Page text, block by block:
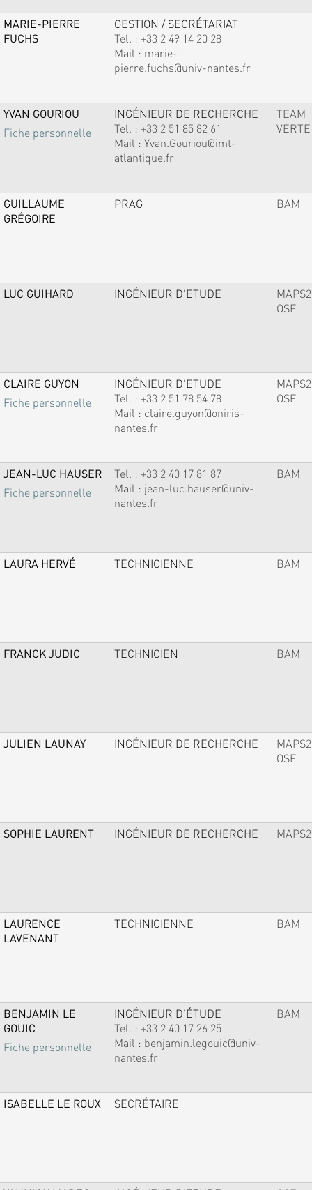
MARIE-PIERRE
FUCHS
GESTION / SECRÉTARIAT
Tel. : +33 2 49 14 20 28
Mail : marie-
pierre.fuchs@univ-nantes.fr
YVAN GOURIOU
Fiche personnelle
INGÉNIEUR DE RECHERCHE
Tel. : +33 2 51 85 82 61
Mail : Yvan.Gouriou@imt-
atlantique.fr
TEAM
VERTE
GUILLAUME
GRÉGOIRE
PRAG BAM
LUC GUIHARD INGÉNIEUR D'ETUDE
MAPS2
OSE
CLAIRE GUYON
Fiche personnelle
INGÉNIEUR D'ETUDE
Tel. : +33 2 51 78 54 78
Mail : claire.guyon@oniris-
nantes.fr
MAPS2
OSE
JEAN-LUC HAUSER
Fiche personnelle
Tel. : +33 2 40 17 81 87
Mail : jean-luc.hauser@univ-
nantes.fr
BAM
LAURA HERVÉ TECHNICIENNE BAM
FRANCK JUDIC TECHNICIEN BAM
JULIEN LAUNAY INGÉNIEUR DE RECHERCHE
MAPS2
OSE
SOPHIE LAURENT INGÉNIEUR DE RECHERCHE MAPS2
LAURENCE
LAVENANT
TECHNICIENNE BAM
BENJAMIN LE
GOUIC
Fiche personnelle
INGÉNIEUR D'ÉTUDE
Tel. : +33 2 40 17 26 25
Mail : benjamin.legouic@univ-
nantes.fr
BAM
ISABELLE LE ROUX SECRÉTAIRE